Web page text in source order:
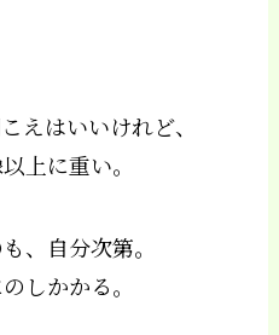
えはいいけれど、
上に重い。
、自分次第。
しかかる。